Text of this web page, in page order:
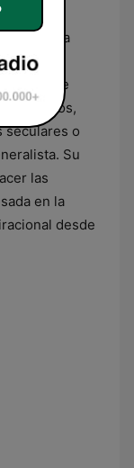
El
y se
cristianos,
seculares o
Su
las
en la
desde